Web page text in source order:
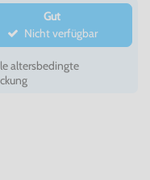
Gut
Nicht verfügbar
altersbedingte